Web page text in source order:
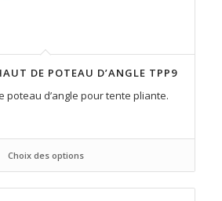
DE POTEAU D’ANGLE TPP9
poteau d’angle pour tente pliante.
Choix des options